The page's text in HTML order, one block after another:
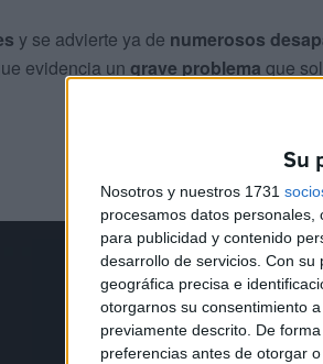
Su
Nosotros y nuestros 1731
procesamos datos
para publicidad y contenido
desarrollo de servicios. Con su
geográfica precisa e
otorgarnos su consentimiento
previamente descrito. De
preferencias antes de otorgar
y se advierte ya de numerosos
evidencia un grave problema que